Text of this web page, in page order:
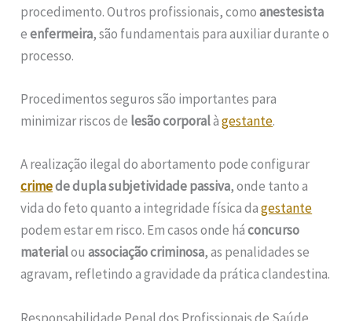
procedimento. Outros profissionais, comoanestesista
eenfermeira, são fundamentais para auxiliar durante o
processo.
Procedimentos seguros são importantes para
minimizar riscos de lesão corporalàgestante.
A realização ilegal do abortamento pode configurar
crimede dupla subjetividade passiva, onde tanto a
vida do feto quanto a integridade física dagestante
podem estar em risco. Em casos onde háconcurso
materialouassociação criminosa, as penalidades se
agravam, refletindo a gravidade da prática clandestina.
Responsabilidade Penal dos Profissionais de Saúde